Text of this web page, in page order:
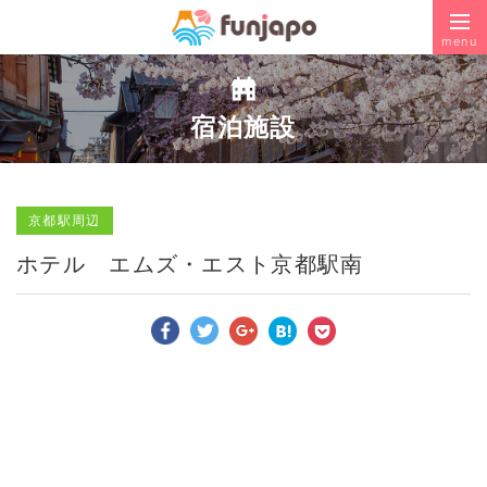
menu
宿泊施設
京都駅周辺
ホテル エムズ・エスト京都駅南